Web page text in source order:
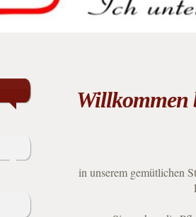
Willkommen
in unserem gemütlichen